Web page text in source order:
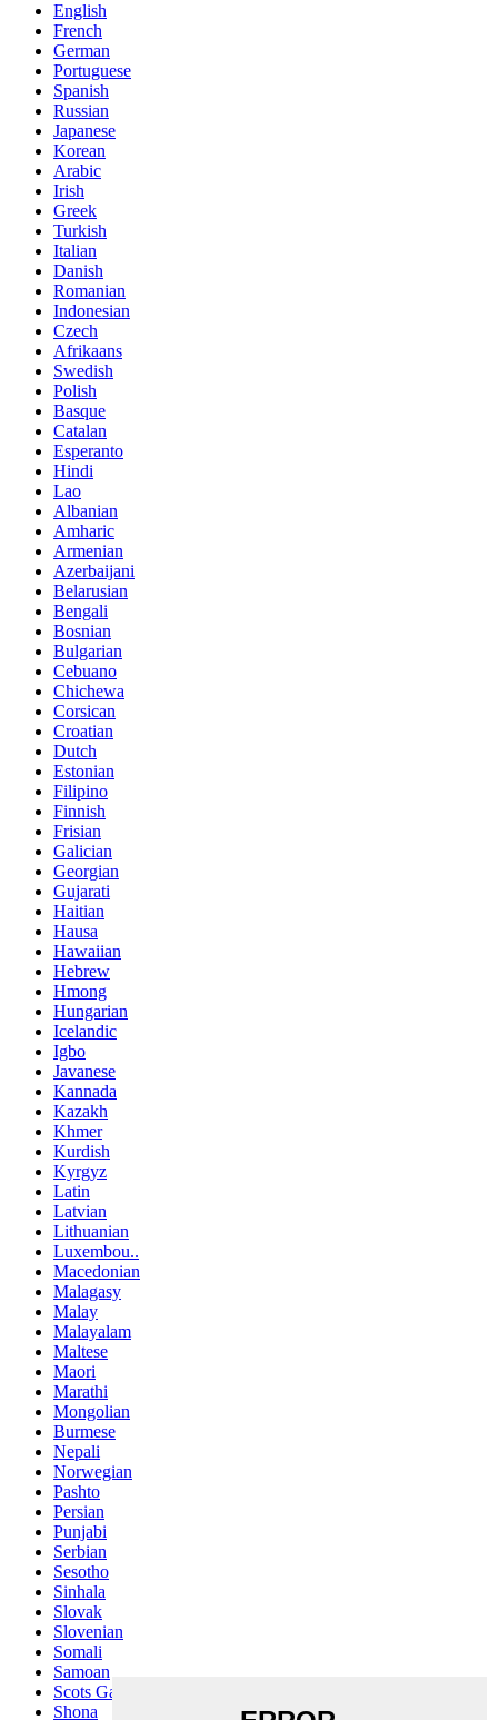
English
French
German
Portuguese
Spanish
Russian
Japanese
Korean
Arabic
Irish
Greek
Turkish
Italian
Danish
Romanian
Indonesian
Czech
Afrikaans
Swedish
Polish
Basque
Catalan
Esperanto
Hindi
Lao
Albanian
Amharic
Armenian
Azerbaijani
Belarusian
Bengali
Bosnian
Bulgarian
Cebuano
Chichewa
Corsican
Croatian
Dutch
Estonian
Filipino
Finnish
Frisian
Galician
Georgian
Gujarati
Haitian
Hausa
Hawaiian
Hebrew
Hmong
Hungarian
Icelandic
Igbo
Javanese
Kannada
Kazakh
Khmer
Kurdish
Kyrgyz
Latin
Latvian
Lithuanian
Luxembou..
Macedonian
Malagasy
Malay
Malayalam
Maltese
Maori
Marathi
Mongolian
Burmese
Nepali
Norwegian
Pashto
Persian
Punjabi
Serbian
Sesotho
Sinhala
Slovak
Slovenian
Somali
Samoan
Scots Gaelic
Shona